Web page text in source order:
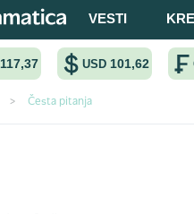
VESTI
117,37 USD 101,62
> Česta pitanja